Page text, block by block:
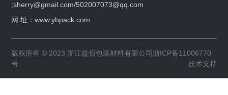
;sherry@gmail.com/502007073@qq.com
网 址：www.ybpack.com
版权所有 © 2023 浙江益佰包装材料有限公司浙ICP备11006770
号
技术支持